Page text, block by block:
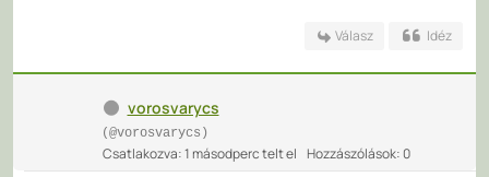
Válasz Idéz
vorosvarycs
(@vorosvarycs)
Csatlakozva: 1 másodperc telt el Hozzászólások: 0